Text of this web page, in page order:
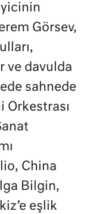
Görsev,
ve davulda
sahnede
Orkestrası
China
Bilgin,
eşlik